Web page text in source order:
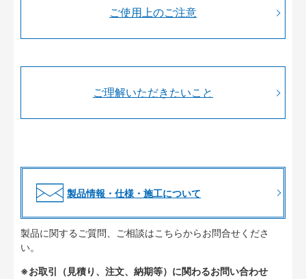
ご使用上のご注意
ご理解いただきたいこと
製品情報・仕様・施工について
製品に関するご質問、ご相談はこちらからお問合せくださ
い。
※お取引（見積り、注文、納期等）に関わるお問い合わせ